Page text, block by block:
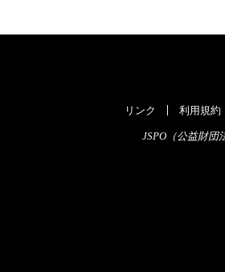
リンク 利用規約
JSPO（公益財団